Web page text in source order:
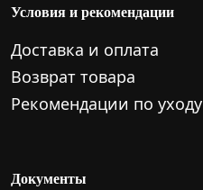
Условия и рекомендации
Доставка и оплата
Возврат товара
Рекомендации по уходу
Документы